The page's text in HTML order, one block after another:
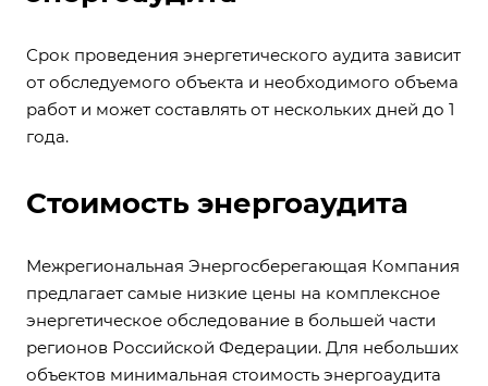
Срок проведения энергетического аудита зависит
от обследуемого объекта и необходимого объема
работ и может составлять от нескольких дней до 1
года.
Стоимость энергоаудита
Межрегиональная Энергосберегающая Компания
предлагает самые низкие цены на комплексное
энергетическое обследование в большей части
регионов Российской Федерации. Для небольших
объектов минимальная стоимость энергоаудита